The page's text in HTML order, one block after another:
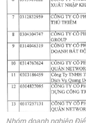
Nhóm doanh nghiệp